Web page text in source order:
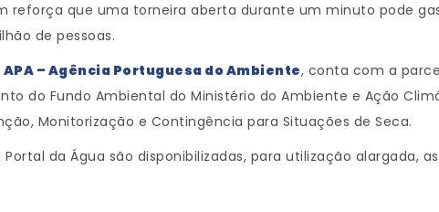
reforça que uma torneira aberta durante um minuto pode
de pessoas.
APA – Agência Portuguesa do Ambiente, conta com a
do Fundo Ambiental do Ministério do Ambiente e Ação
Monitorização e Contingência para Situações de Seca.
da Água são disponibilizadas, para utilização alargada,